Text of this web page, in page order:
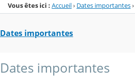
Vous êtes ici : Accueil› Dates importantes›
Dates importantes
Dates importantes